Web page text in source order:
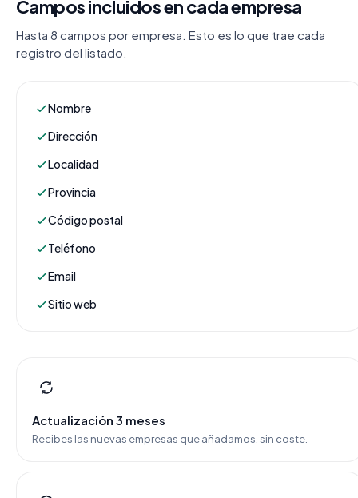
Campos incluidos en cada empresa
Hasta 8 campos por empresa. Esto es lo que trae cada
registro del listado.
Nombre
Dirección
Localidad
Provincia
Código postal
Teléfono
Email
Sitio web
Actualización 3 meses
Recibes las nuevas empresas que añadamos, sin coste.